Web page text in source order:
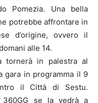
Pomezia. Una bella
potrebbe affrontare in
d’origine, ovvero il
alle 14.
tornerà in palestra al
gara in programma il 9
il Città di Sestu.
360GG se la vedrà a